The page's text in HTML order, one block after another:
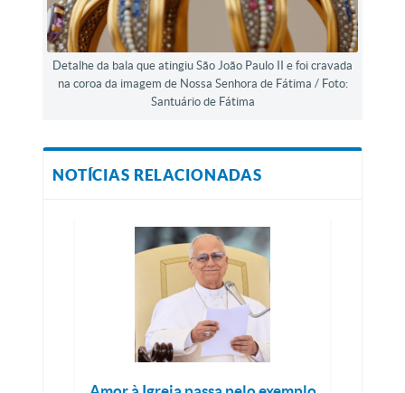
Detalhe da bala que atingiu São João Paulo II e foi cravada
na coroa da imagem de Nossa Senhora de Fátima / Foto:
Santuário de Fátima
NOTÍCIAS RELACIONADAS